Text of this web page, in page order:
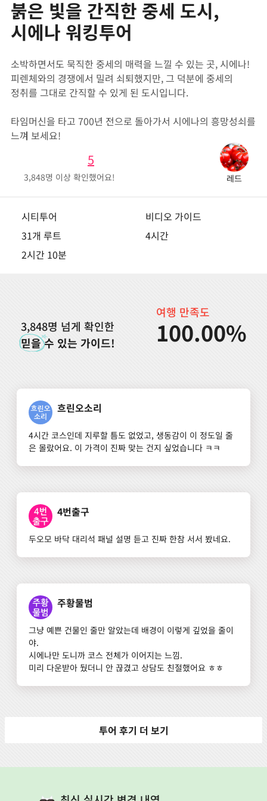
붉은 빛을 간직한 중세 도시,
시에나 워킹투어
소박하면서도 묵직한 중세의 매력을 느낄 수 있는 곳, 시에나!
피렌체와의 경쟁에서 밀려 쇠퇴했지만, 그 덕분에 중세의
정취를 그대로 간직할 수 있게 된 도시입니다.
타임머신을 타고 700년 전으로 돌아가서 시에나의 흥망성쇠를
느껴 보세요!
5
3,848명 이상 확인했어요! 레드
시티투어
비디오 가이드
31개 루트
4시간
2시간 10분
3,848명 넘게 확인한
믿을수 있는 가이드!
여행 만족도
100.00%
흐린오소리
4시간 코스인데 지루할 틈도 없었고, 생동감이 이 정도일 줄
은 몰랐어요. 이 가격이 진짜 맞는 건지 싶었습니다 ㅋㅋ
4번출구
두오모 바닥 대리석 패널 설명 듣고 진짜 한참 서서 봤네요.
주황물범
그냥 예쁜 건물인 줄만 알았는데 배경이 이렇게 깊었을 줄이
야.
시에나만 도니까 코스 전체가 이어지는 느낌.
미리 다운받아 뒀더니 안 끊겼고 상담도 친절했어요 ㅎㅎ
투어 후기 더 보기